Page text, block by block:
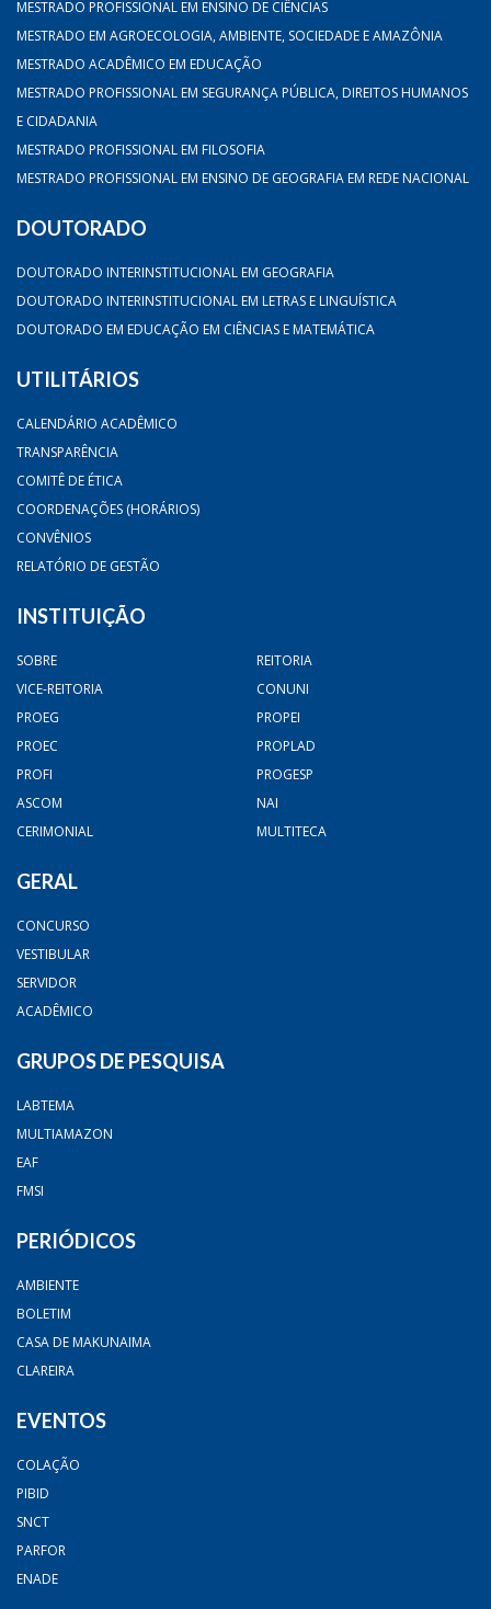
MESTRADO PROFISSIONAL EM ENSINO DE CIÊNCIAS
MESTRADO EM AGROECOLOGIA, AMBIENTE, SOCIEDADE E AMAZÔNIA
MESTRADO ACADÊMICO EM EDUCAÇÃO
MESTRADO PROFISSIONAL EM SEGURANÇA PÚBLICA, DIREITOS HUMANOS
E CIDADANIA
MESTRADO PROFISSIONAL EM FILOSOFIA
MESTRADO PROFISSIONAL EM ENSINO DE GEOGRAFIA EM REDE NACIONAL
DOUTORADO
DOUTORADO INTERINSTITUCIONAL EM GEOGRAFIA
DOUTORADO INTERINSTITUCIONAL EM LETRAS E LINGUÍSTICA
DOUTORADO EM EDUCAÇÃO EM CIÊNCIAS E MATEMÁTICA
UTILITÁRIOS
CALENDÁRIO ACADÊMICO
TRANSPARÊNCIA
COMITÊ DE ÉTICA
COORDENAÇÕES (HORÁRIOS)
CONVÊNIOS
RELATÓRIO DE GESTÃO
INSTITUIÇÃO
SOBRE
REITORIA
VICE-REITORIA
CONUNI
PROEG
PROPEI
PROEC
PROPLAD
PROFI
PROGESP
ASCOM
NAI
CERIMONIAL
MULTITECA
GERAL
CONCURSO
VESTIBULAR
SERVIDOR
ACADÊMICO
GRUPOS DE PESQUISA
LABTEMA
MULTIAMAZON
EAF
FMSI
PERIÓDICOS
AMBIENTE
BOLETIM
CASA DE MAKUNAIMA
CLAREIRA
EVENTOS
COLAÇÃO
PIBID
SNCT
PARFOR
ENADE